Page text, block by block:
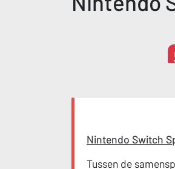
Nintendo Switch
Tussen de